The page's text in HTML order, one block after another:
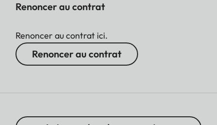
Renoncer au contrat
Renoncer au contrat ici.
Renoncer au contrat